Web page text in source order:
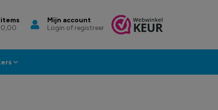
Mijn account
Login of registreer